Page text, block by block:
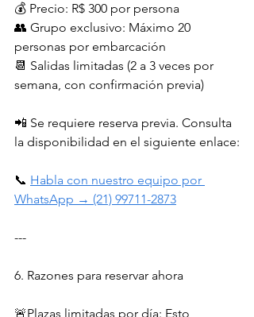
💰 Precio: R$ 300 por persona
👥 Grupo exclusivo: Máximo 20
personas por embarcación
📆 Salidas limitadas (2 a 3 veces por
semana, con confirmación previa)
📲 Se requiere reserva previa. Consulta
la disponibilidad en el siguiente enlace:
📞 Habla con nuestro equipo por
WhatsApp → (21) 99711-2873
---
6. Razones para reservar ahora
🚨Plazas limitadas por día: Esto